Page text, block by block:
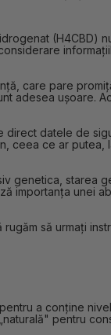
(H4CBD)
care pare
adesea ușoare.
datele de
ceea ce ar putea,
genetica, starea
importanța unei
să urmați
a conține
pentru